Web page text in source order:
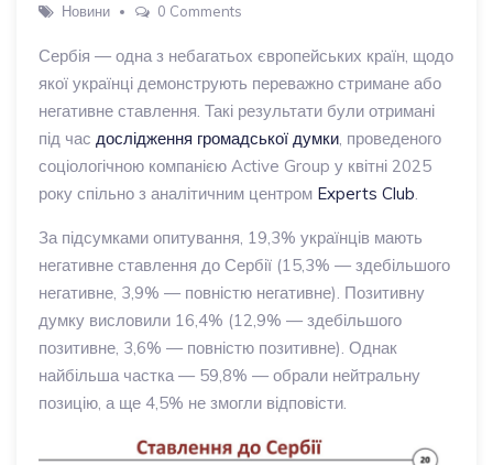
Новини 0 Comments
Сербія — одна з небагатьох європейських країн, щодо
якої українці демонструють переважно стримане або
негативне ставлення. Такі результати були отримані
під час дослідження громадської думки, проведеного
соціологічною компанією Active Group у квітні 2025
року спільно з аналітичним центром Experts Club.
За підсумками опитування, 19,3% українців мають
негативне ставлення до Сербії (15,3% — здебільшого
негативне, 3,9% — повністю негативне). Позитивну
думку висловили 16,4% (12,9% — здебільшого
позитивне, 3,6% — повністю позитивне). Однак
найбільша частка — 59,8% — обрали нейтральну
позицію, а ще 4,5% не змогли відповісти.